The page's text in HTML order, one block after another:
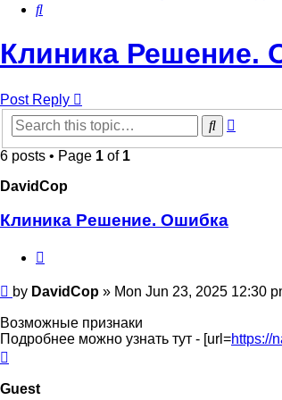
Search
Клиника Решение.
Post Reply
Search
6 posts • Page 1 of 1
DavidCop
Клиника Решение. Ошибка
Post
by DavidCop » Mon Jun 23, 2025 12:30
Возможные признаки
Подробнее можно узнать тут - [url=https://
Guest